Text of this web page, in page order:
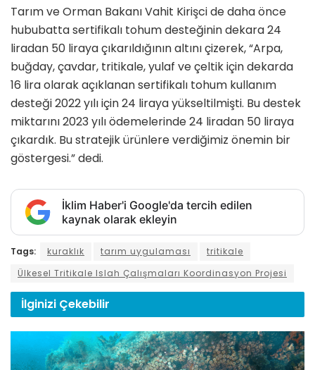
​​​​​​​Tarım ve Orman Bakanı Vahit Kirişci de daha önce
hububatta sertifikalı tohum desteğinin dekara 24
liradan 50 liraya çıkarıldığının altını çizerek, “Arpa,
buğday, çavdar, tritikale, yulaf ve çeltik için dekarda
16 lira olarak açıklanan sertifikalı tohum kullanım
desteği 2022 yılı için 24 liraya yükseltilmişti. Bu destek
miktarını 2023 yılı ödemelerinde 24 liradan 50 liraya
çıkardık. Bu stratejik ürünlere verdiğimiz önemin bir
göstergesi.” dedi.
İklim Haber'i Google'da tercih edilen
kaynak olarak ekleyin
Tags: kuraklık tarım uygulaması
tritikale
Ülkesel Tritikale Islah Çalışmaları Koordinasyon Projesi
İlginizi Çekebilir